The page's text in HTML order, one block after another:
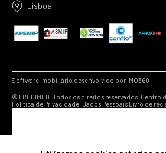
Lisboa
Software imobiliário desenvolvido por IMO360
© PREDIMED. Todos os direitos reservados. Centro
Política de Privacidade. Dados PessoaisLivro de